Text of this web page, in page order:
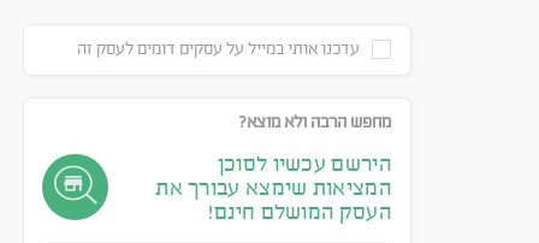
עדכנו אותי במייל על עסקים דומים לעסק זה
מחפש הרבה ולא מוצא?
הירשם עכשיו לסוכן
המציאות שימצא עבורך את
העסק המושלם חינם!